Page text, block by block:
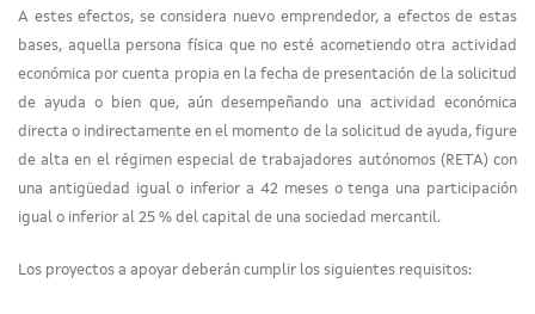
A estes efectos, se considera nuevo emprendedor, a efectos de estas
bases, aquella persona física que no esté acometiendo otra actividad
económica por cuenta propia en la fecha de presentación de la solicitud
de ayuda o bien que, aún desempeñando una actividad económica
directa o indirectamente en el momento de la solicitud de ayuda, figure
de alta en el régimen especial de trabajadores autónomos (RETA) con
una antigüedad igual o inferior a 42 meses o tenga una participación
igual o inferior al 25 % del capital de una sociedad mercantil.
Los proyectos a apoyar deberán cumplir los siguientes requisitos: